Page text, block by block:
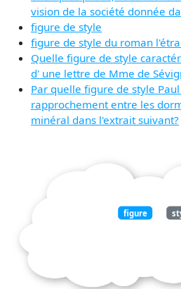
vision de la société donnée
figure de style
figure de style du roman
Quelle figure de style
d' une lettre de Mme de
Par quelle figure de style
rapprochement entre les
minéral dans l'extrait suivant?
figure